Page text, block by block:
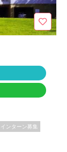
インターン募集